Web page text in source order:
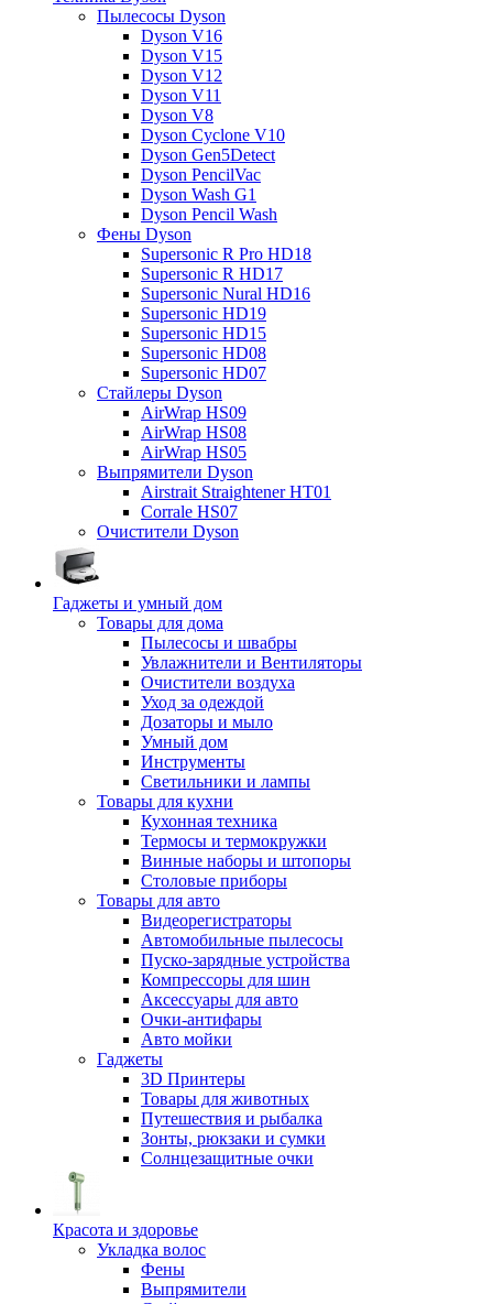
Пылесосы Dyson
Dyson V16
Dyson V15
Dyson V12
Dyson V11
Dyson V8
Dyson Cyclone V10
Dyson Gen5Detect
Dyson PencilVac
Dyson Wash G1
Dyson Pencil Wash
Фены Dyson
Supersonic R Pro HD18
Supersonic R HD17
Supersonic Nural HD16
Supersonic HD19
Supersonic HD15
Supersonic HD08
Supersonic HD07
Стайлеры Dyson
AirWrap HS09
AirWrap HS08
AirWrap HS05
Выпрямители Dyson
Airstrait Straightener HT01
Corrale HS07
Очистители Dyson
Гаджеты и умный дом
Товары для дома
Пылесосы и швабры
Увлажнители и Вентиляторы
Очистители воздуха
Уход за одеждой
Дозаторы и мыло
Умный дом
Инструменты
Светильники и лампы
Товары для кухни
Кухонная техника
Термосы и термокружки
Винные наборы и штопоры
Столовые приборы
Товары для авто
Видеорегистраторы
Автомобильные пылесосы
Пуско-зарядные устройства
Компрессоры для шин
Аксессуары для авто
Очки-антифары
Авто мойки
Гаджеты
3D Принтеры
Товары для животных
Путешествия и рыбалка
Зонты, рюкзаки и сумки
Солнцезащитные очки
Красота и здоровье
Укладка волос
Фены
Выпрямители